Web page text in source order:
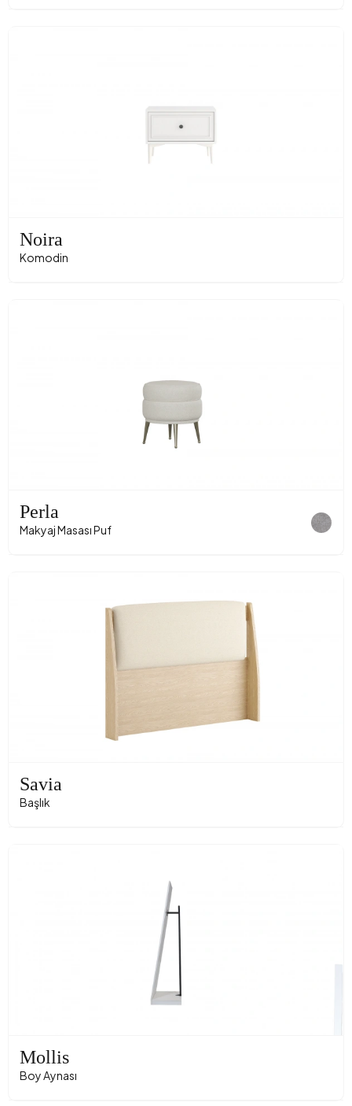
Noira
Komodin
Perla
Makyaj Masası Puf
Savia
Başlık
Mollis
Boy Aynası